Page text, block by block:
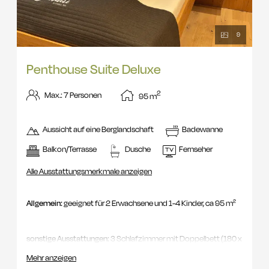
9
Penthouse Suite Deluxe
Max.: 7 Personen 95m2
Aussicht auf eine Berglandschaft Badewanne
Balkon/Terrasse Dusche Fernseher
Alle Ausstattungsmerkmale anzeigen
Allgemein:geeignet für 2 Erwachsene und 1-4 Kinder, ca 95 m²
sonstige Ausstattungen: 3 Schlafzimmer mit Doppelbett (180 x
mit Seeblick, Eichenholzboden, Kühlschrank, großes
Mehr anzeigen